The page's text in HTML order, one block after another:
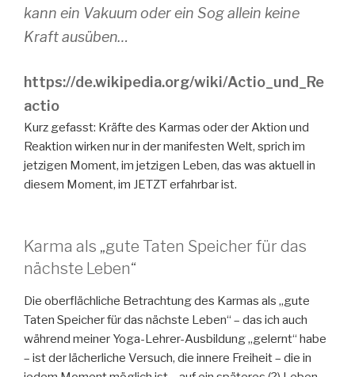
kann ein Vakuum oder ein Sog allein keine
Kraft ausüben…
https://de.wikipedia.org/wiki/Actio_und_Re
actio
Kurz gefasst: Kräfte des Karmas oder der Aktion und
Reaktion wirken nur in der manifesten Welt, sprich im
jetzigen Moment, im jetzigen Leben, das was aktuell in
diesem Moment, im JETZT erfahrbar ist.
Karma als „gute Taten Speicher für das
nächste Leben“
Die oberflächliche Betrachtung des Karmas als „gute
Taten Speicher für das nächste Leben“ – das ich auch
während meiner Yoga-Lehrer-Ausbildung „gelernt“ habe
– ist der lächerliche Versuch, die innere Freiheit – die in